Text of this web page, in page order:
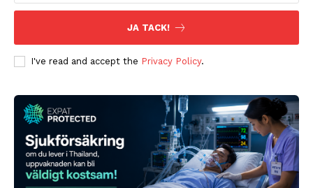
JA TACK!
I've read and accept the Privacy Policy.